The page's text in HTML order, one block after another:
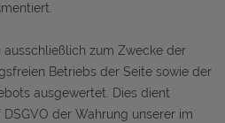
zum Zwecke der
Betriebs der Seite sowie der
ausgewertet. Dies dient
DSGVO der Wahrung unserer im